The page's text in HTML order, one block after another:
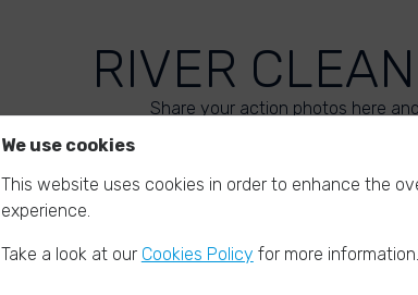
RIVER
Share your action photos here
We use cookies
This website uses cookies in order to enhance the
experience.
Take a look at our Cookies Policy for more information.